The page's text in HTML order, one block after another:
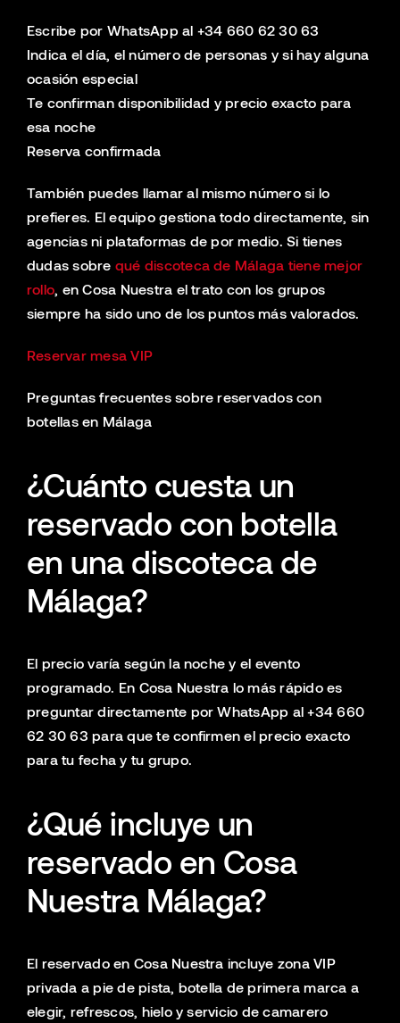
Escribe por WhatsApp al +34 660 62 30 63
Indica el día, el número de personas y si hay alguna
ocasión especial
Te confirman disponibilidad y precio exacto para
esa noche
Reserva confirmada
También puedes llamar al mismo número si lo
prefieres. El equipo gestiona todo directamente, sin
agencias ni plataformas de por medio. Si tienes
dudas sobre qué discoteca de Málaga tiene mejor
rollo, en Cosa Nuestra el trato con los grupos
siempre ha sido uno de los puntos más valorados.
Reservar mesa VIP
Preguntas frecuentes sobre reservados con
botellas en Málaga
¿Cuánto cuesta un
reservado con botella
en una discoteca de
Málaga?
El precio varía según la noche y el evento
programado. En Cosa Nuestra lo más rápido es
preguntar directamente por WhatsApp al +34 660
62 30 63 para que te confirmen el precio exacto
para tu fecha y tu grupo.
¿Qué incluye un
reservado en Cosa
Nuestra Málaga?
El reservado en Cosa Nuestra incluye zona VIP
privada a pie de pista, botella de primera marca a
elegir, refrescos, hielo y servicio de camarero